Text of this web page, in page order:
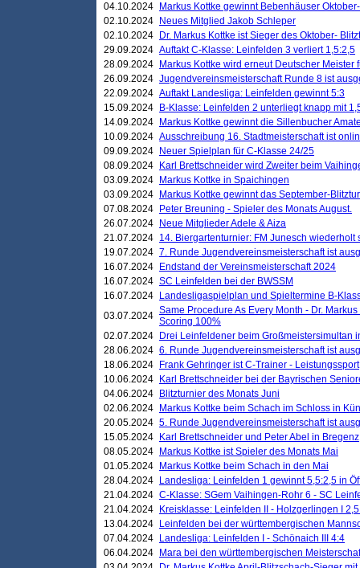
04.10.2024
Markus Kottke gewinnt Bebenhäuser
02.10.2024
Neues Mitglied Jakob Schleper
02.10.2024
Dr. Markus Kottke ist Sieger des Oktober-
29.09.2024 Auftakt C-Klasse: Leinfelden 3 verliert 1,5:2,5
28.09.2024
Markus Kottke wird erneut Deutscher Meister
26.09.2024 Jugendvereinsmeisterschaft Runde 8 ist
22.09.2024 Auftakt Landesliga: Leinfelden gewinnt 5:3
15.09.2024
B-Klasse: Leinfelden 2 unterliegt knapp mit
14.09.2024
Markus Kottke gewinnt die Sillenbucher
10.09.2024 Ausschreibung 16. Stadtmeisterschaft ist
09.09.2024
Neuer Spielplan für C-Klasse 24/25
08.09.2024
Karl Brettschneider wird Zweiter beim
03.09.2024
Markus Kottke in Spaichingen
03.09.2024
Markus Kottke gewinnt das September-
07.08.2024
Peter Breuning - Spieler des Monats August.
26.07.2024
Neue Mitglieder Adele & Aiza
21.07.2024 14. Biergartenturnier: FM Junesch wiederholt
19.07.2024 7. Runde Jugendvereinsmeisterschaft ist
16.07.2024
Endstand der Vereinsmeisterschaft 2024
16.07.2024 SC Leinfelden bei der BWSSM
16.07.2024
Landesligaspielplan und Spieltermine B-
03.07.2024 Same Procedure As Every Month - Dr.
Scoring 100%
02.07.2024
Drei Leinfeldener beim Großmeistersimultan
28.06.2024 6. Runde Jugendvereinsmeisterschaft ist
18.06.2024
Frank Gehringer ist C-Trainer - Leistungssport
10.06.2024
Karl Brettschneider bei der Bayrischen
04.06.2024
Blitzturnier des Monats Juni
02.06.2024
Markus Kottke beim Schach im Schloss in
20.05.2024 5. Runde Jugendvereinsmeisterschaft ist
15.05.2024
Karl Brettschneider und Peter Abel in Bregenz
08.05.2024
Markus Kottke ist Spieler des Monats Mai
01.05.2024
Markus Kottke beim Schach in den Mai
28.04.2024
Landesliga: Leinfelden 1 gewinnt 5,5:2,5 in
21.04.2024 C-Klasse: SGem Vaihingen-Rohr 6 - SC
21.04.2024
Kreisklasse: Leinfelden II - Holzgerlingen I
13.04.2024
Leinfelden bei der württembergischen
07.04.2024
Landesliga: Leinfelden I - Schönaich III 4:4
06.04.2024
Mara bei den württembergischen